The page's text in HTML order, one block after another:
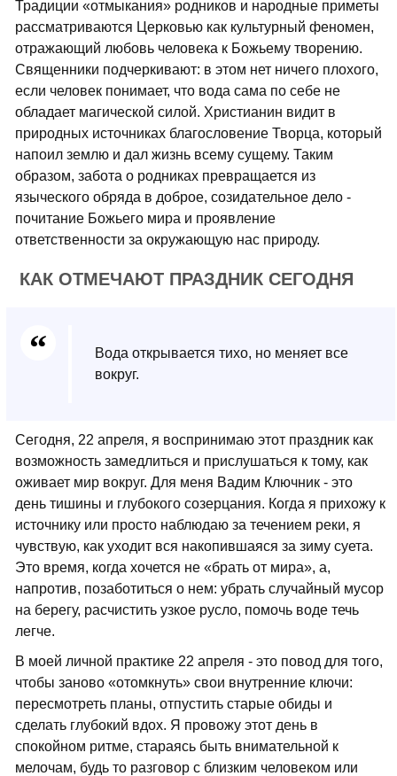
Традиции «отмыкания» родников и народные приметы
рассматриваются Церковью как культурный феномен,
отражающий любовь человека к Божьему творению.
Священники подчеркивают: в этом нет ничего плохого,
если человек понимает, что вода сама по себе не
обладает магической силой. Христианин видит в
природных источниках благословение Творца, который
напоил землю и дал жизнь всему сущему. Таким
образом, забота о родниках превращается из
языческого обряда в доброе, созидательное дело -
почитание Божьего мира и проявление
ответственности за окружающую нас природу.
КАК ОТМЕЧАЮТ ПРАЗДНИК СЕГОДНЯ
Вода открывается тихо, но меняет все
вокруг.
Сегодня, 22 апреля, я воспринимаю этот праздник как
возможность замедлиться и прислушаться к тому, как
оживает мир вокруг. Для меня Вадим Ключник - это
день тишины и глубокого созерцания. Когда я прихожу к
источнику или просто наблюдаю за течением реки, я
чувствую, как уходит вся накопившаяся за зиму суета.
Это время, когда хочется не «брать от мира», а,
напротив, позаботиться о нем: убрать случайный мусор
на берегу, расчистить узкое русло, помочь воде течь
легче.
В моей личной практике 22 апреля - это повод для того,
чтобы заново «отомкнуть» свои внутренние ключи:
пересмотреть планы, отпустить старые обиды и
сделать глубокий вдох. Я провожу этот день в
спокойном ритме, стараясь быть внимательной к
мелочам, будь то разговор с близким человеком или